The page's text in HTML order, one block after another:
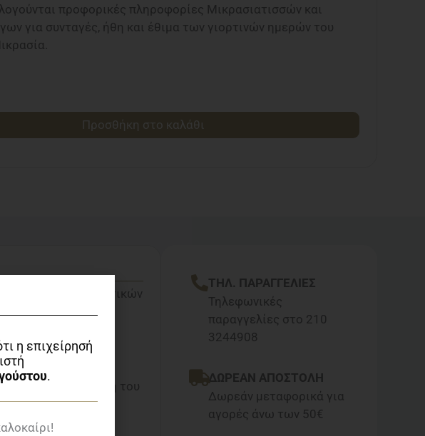
προφορικές πληροφορίες Μικρασιατισσών και
για συνταγές, ήθη και έθιμα των γιορτινών ημερών του
Προσθήκη στο καλάθι
Mικρασιατικών
θερμοτυπικές
Πριν τη χρήση του
ΤΗΛ. ΠΑΡΑΓΓΕΛΙΕΣ
Τηλεφωνικές
παραγγελίες στο 210
3244908
ΔΩΡΕΑΝ ΑΠΟΣΤΟΛΗ
Δωρεάν μεταφορικά για
αγορές άνω των 50€
η επιχείρησή
.